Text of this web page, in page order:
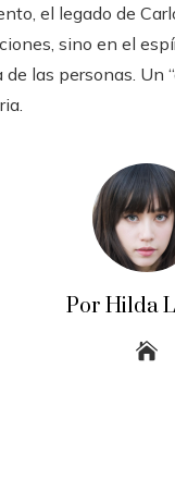
el legado de
sino en el
las personas. Un
Por Hilda